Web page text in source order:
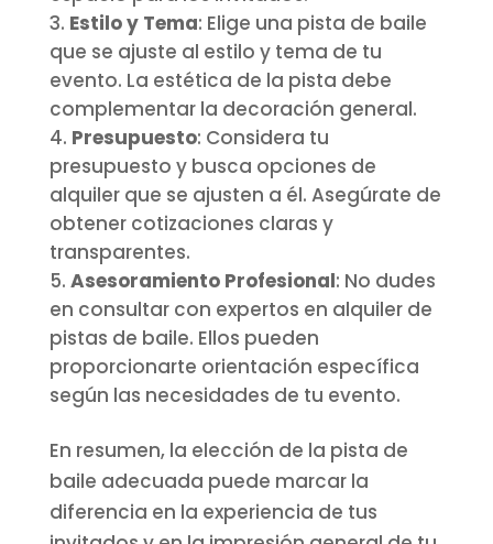
Estilo y Tema: Elige una pista de baile
que se ajuste al estilo y tema de tu
evento. La estética de la pista debe
complementar la decoración general.
Presupuesto: Considera tu
presupuesto y busca opciones de
alquiler que se ajusten a él. Asegúrate de
obtener cotizaciones claras y
transparentes.
Asesoramiento Profesional: No dudes
en consultar con expertos en alquiler de
pistas de baile. Ellos pueden
proporcionarte orientación específica
según las necesidades de tu evento.
En resumen, la elección de la pista de
baile adecuada puede marcar la
diferencia en la experiencia de tus